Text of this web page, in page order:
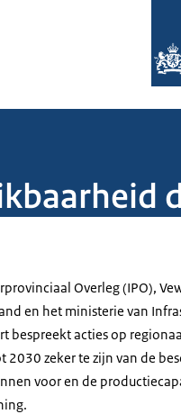
Overleg (IPO),
en het ministerie van
bespreekt acties op
2030 zeker te zijn van de
voor en de